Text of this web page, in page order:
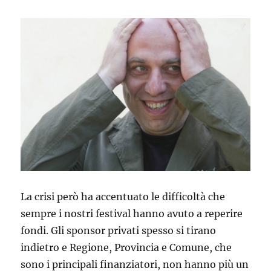
La crisi però ha accentuato le difficoltà che
sempre i nostri festival hanno avuto a reperire
fondi. Gli sponsor privati spesso si tirano
indietro e Regione, Provincia e Comune, che
sono i principali finanziatori, non hanno più un